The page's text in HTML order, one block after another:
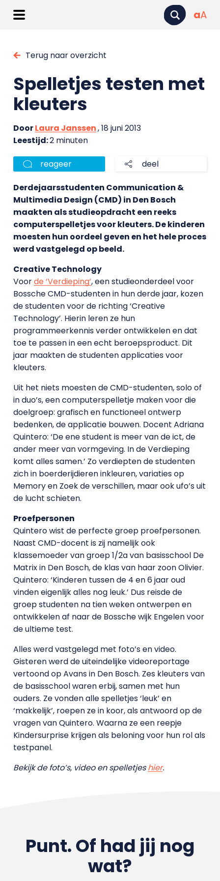
aA
Terug naar overzicht
Spelletjes testen met
kleuters
DoorLaura Janssen, 18 juni 2013
Leestijd:2 minuten
reageer deel
Derdejaarsstudenten Communication &
Multimedia Design (CMD) in Den Bosch
maakten als studieopdracht een reeks
computerspelletjes voor kleuters. De kinderen
moesten hun oordeel geven en het hele proces
werd vastgelegd op beeld.
Creative Technology
Voorde ‘Verdieping’, een studieonderdeel voor
Bossche CMD-studenten in hun derde jaar, kozen
de studenten voor de richting ‘Creative
Technology’. Hierin leren ze hun
programmeerkennis verder ontwikkelen en dat
toe te passen in een echt beroepsproduct. Dit
jaar maakten de studenten applicaties voor
kleuters.
Uit het niets moesten de CMD-studenten, solo of
in duo’s, een computerspelletje maken voor die
doelgroep: grafisch en functioneel ontwerp
bedenken, de applicatie bouwen. Docent Adriana
Quintero: ‘De ene student is meer van de ict, de
ander meer van vormgeving. In de Verdieping
komt alles samen.’ Zo verdiepten de studenten
zich in boerderijdieren inkleuren, variaties op
Memory en Zoek de verschillen, maar ook ufo’s uit
de lucht schieten.
Proefpersonen
Quintero wist de perfecte groep proefpersonen.
Naast CMD-docent is zij namelijk ook
klassemoeder van groep 1/2a van basisschool De
Matrix in Den Bosch, de klas van haar zoon Olivier.
Quintero: ‘Kinderen tussen de 4 en 6 jaar oud
vinden eigenlijk alles nog leuk.’ Dus reisde de
groep studenten na tien weken ontwerpen en
ontwikkelen af naar de Bossche wijk Engelen voor
de ultieme test.
Alles werd vastgelegd met foto’s en video.
Gisteren werd de uiteindelijke videoreportage
vertoond op Avans in Den Bosch. Zes kleuters van
de basisschool waren erbij, samen met hun
ouders. Ze vonden alle spelletjes ‘leuk’ en
‘makkelijk’, roepen ze in koor, als antwoord op de
vragen van Quintero. Waarna ze een reepje
Kindersurprise krijgen als beloning voor hun rol als
testpanel.
Bekijk de foto’s, video en spelletjeshier.
Punt. Of had jij nog
wat?